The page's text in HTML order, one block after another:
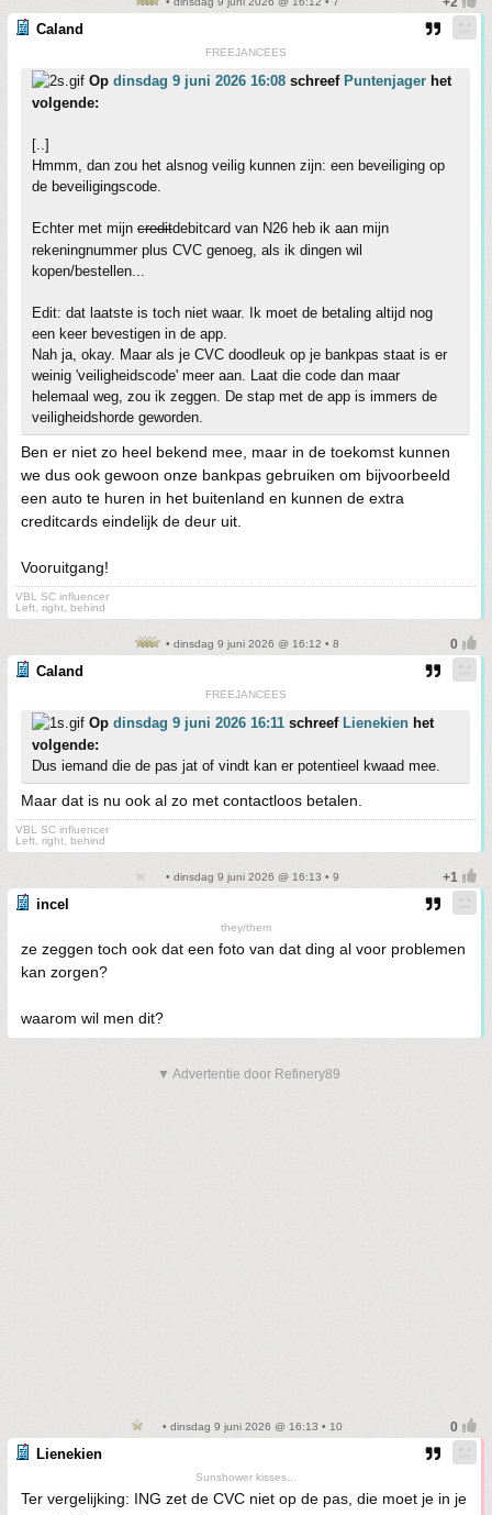
Caland
FREEJANCEES
Op dinsdag 9 juni 2026 16:08 schreef Puntenjager het
volgende:
[..]
Hmmm, dan zou het alsnog veilig kunnen zijn: een beveiliging op
de beveiligingscode.
Echter met mijn creditdebitcard van N26 heb ik aan mijn
rekeningnummer plus CVC genoeg, als ik dingen wil
kopen/bestellen...
Edit: dat laatste is toch niet waar. Ik moet de betaling altijd nog
een keer bevestigen in de app.
Nah ja, okay. Maar als je CVC doodleuk op je bankpas staat is er
weinig 'veiligheidscode' meer aan. Laat die code dan maar
helemaal weg, zou ik zeggen. De stap met de app is immers de
veiligheidshorde geworden.
Ben er niet zo heel bekend mee, maar in de toekomst kunnen
we dus ook gewoon onze bankpas gebruiken om bijvoorbeeld
een auto te huren in het buitenland en kunnen de extra
creditcards eindelijk de deur uit.
Vooruitgang!
VBL SC influencer
Left, right, behind
• dinsdag 9 juni 2026 @ 16:12 • 8
Caland
FREEJANCEES
Op dinsdag 9 juni 2026 16:11 schreef Lienekien het
volgende:
Dus iemand die de pas jat of vindt kan er potentieel kwaad mee.
Maar dat is nu ook al zo met contactloos betalen.
VBL SC influencer
Left, right, behind
• dinsdag 9 juni 2026 @ 16:13 • 9
incel
they/them
ze zeggen toch ook dat een foto van dat ding al voor problemen
kan zorgen?
waarom wil men dit?
▼ Advertentie door Refinery89
• dinsdag 9 juni 2026 @ 16:13 • 10
Lienekien
Sunshower kisses...
Ter vergelijking: ING zet de CVC niet op de pas, die moet je in je